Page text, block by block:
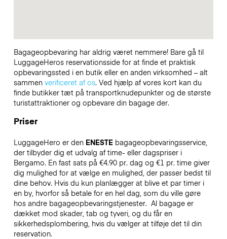
Bagageopbevaring har aldrig været nemmere! Bare gå til
LuggageHeros reservationsside for at finde et praktisk
opbevaringssted i en butik eller en anden virksomhed – alt
sammen verificeret af os. Ved hjælp af vores kort kan du
finde butikker tæt på transportknudepunkter og de største
turistattraktioner og opbevare din bagage der.
Priser
LuggageHero er den ENESTEbagageopbevaringsservice,
der tilbyder dig et udvalg af time- eller dagspriser i
Bergamo. En fast sats på €4.90 pr. dag og €1 pr. time giver
dig mulighed for at vælge en mulighed, der passer bedst til
dine behov. Hvis du kun planlægger at blive et par timer i
en by, hvorfor så betale for en hel dag, som du ville gøre
hos andre bagageopbevaringstjenester. Al bagage er
dækket mod skader, tab og tyveri, og du får en
sikkerhedsplombering, hvis du vælger at tilføje det til din
reservation.